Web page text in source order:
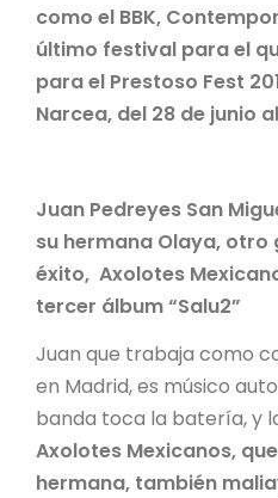
como el BBK,
último festival para el
para el Prestoso Fest
Narcea, del 28 de junio
Juan Pedreyes San
su hermana Olaya, otro
éxito, Axolotes
tercer álbum “Salu2”
Juan que trabaja como
en Madrid, es músico
banda toca la batería, y
Axolotes Mexicanos,
hermana, también